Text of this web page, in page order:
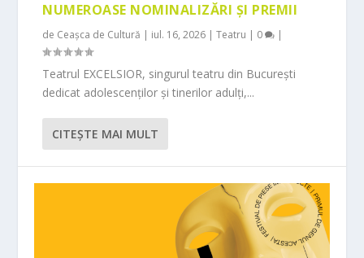
NUMEROASE NOMINALIZĂRI ȘI PREMII
de Ceașca de Cultură | iul. 16, 2026 |Teatru | 0 |
Teatrul EXCELSIOR, singurul teatru din București
dedicat adolescenților și tinerilor adulți,...
CITEŞTE MAI MULT